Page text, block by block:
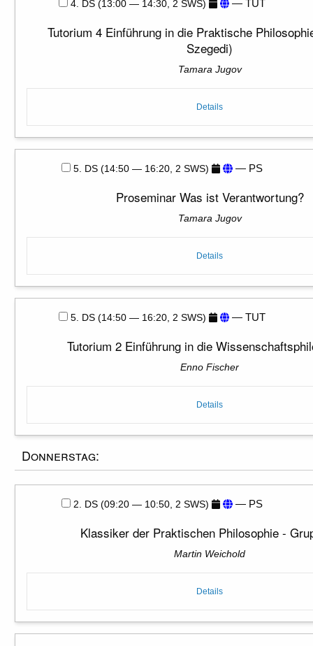
4. DS (13:00 — 14:30, 2 SWS) — TUT
Tutorium 4 Einführung in die Praktische
Szegedi)
Tamara Jugov
Details
5. DS (14:50 — 16:20, 2 SWS) — PS
Proseminar Was ist Verantwortung?
Tamara Jugov
Details
5. DS (14:50 — 16:20, 2 SWS) — TUT
Tutorium 2 Einführung in die
Enno Fischer
Details
Donnerstag:
2. DS (09:20 — 10:50, 2 SWS) — PS
Klassiker der Praktischen Philosophie -
Martin Weichold
Details